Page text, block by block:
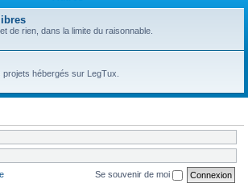
de rien, dans la limite du raisonnable.
hébergés sur LegTux.
Se souvenir de moi